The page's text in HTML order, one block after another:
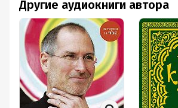
Другие аудиокниги автора